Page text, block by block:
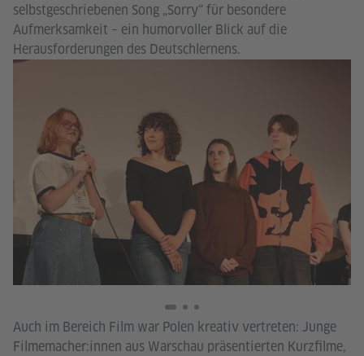
selbstgeschriebenen Song „Sorry“ für besondere
Aufmerksamkeit – ein humorvoller Blick auf die
Herausforderungen des Deutschlernens.
Auch im Bereich Film war Polen kreativ vertreten: Junge
Filmemacher:innen aus Warschau präsentierten Kurzfilme,